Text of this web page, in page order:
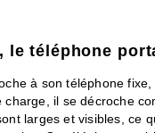
le téléphone
à son téléphone
il se décroche
larges et visibles, ce